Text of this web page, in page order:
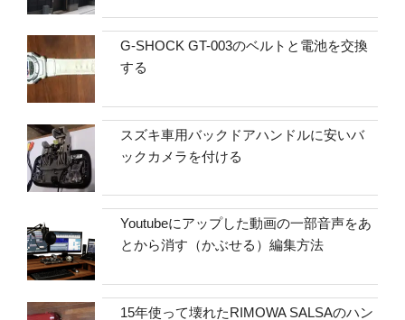
G-SHOCK GT-003のベルトと電池を交換
する
スズキ車用バックドアハンドルに安いバ
ックカメラを付ける
Youtubeにアップした動画の一部音声をあ
とから消す（かぶせる）編集方法
15年使って壊れたRIMOWA SALSAのハン